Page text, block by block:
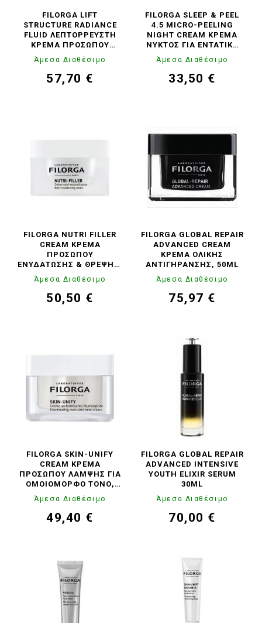
FILORGA LIFT
STRUCTURE RADIANCE
FLUID ΛΕΠΤΌΡΡΕΥΣΤΗ
ΚΡΈΜΑ ΠΡΟΣΏΠΟΥ
ΣΎΣΦΙΞΗΣ &
ΑΝΌΡΘΩΣΗΣ, 50ML
Άμεσα Διαθέσιμο
Τιμή
57,70 €
FILORGA SLEEP & PEEL
4.5 MICRO-PEELING
NIGHT CREAM ΚΡΈΜΑ
ΝΥΚΤΌΣ ΓΙΑ ΕΝΤΑΤΙΚΌ
ΠΊΛΙΝΓΚ, 40ML
Άμεσα Διαθέσιμο
Τιμή
33,50 €
FILORGA NUTRI FILLER
CREAM ΚΡΈΜΑ
ΠΡΟΣΏΠΟΥ
ΕΝΥΔΆΤΩΣΗΣ & ΘΡΈΨΗΣ,
Άμεσα Διαθέσιμο
Τιμή
50,50 €
FILORGA GLOBAL REPAIR
ADVANCED CREAM
ΚΡΈΜΑ ΟΛΙΚΉΣ
ΑΝΤΙΓΉΡΑΝΣΗΣ, 50ML
Άμεσα Διαθέσιμο
Τιμή
75,97 €
FILORGA SKIN-UNIFY
CREAM ΚΡΈΜΑ
ΠΡΟΣΏΠΟΥ ΛΆΜΨΗΣ ΓΙΑ
ΟΜΟΙΌΜΟΡΦΟ ΤΌΝΟ,
Άμεσα Διαθέσιμο
Τιμή
49,40 €
FILORGA GLOBAL REPAIR
ADVANCED INTENSIVE
YOUTH ELIXIR SERUM
30ML
Άμεσα Διαθέσιμο
Τιμή
70,00 €